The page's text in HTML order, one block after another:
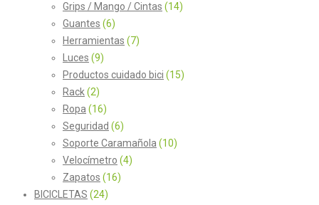
Grips / Mango / Cintas (14)
Guantes (6)
Herramientas (7)
Luces (9)
Productos cuidado bici (15)
Rack(2)
Ropa (16)
Seguridad (6)
Soporte Caramañola (10)
Velocímetro (4)
Zapatos (16)
BICICLETAS (24)